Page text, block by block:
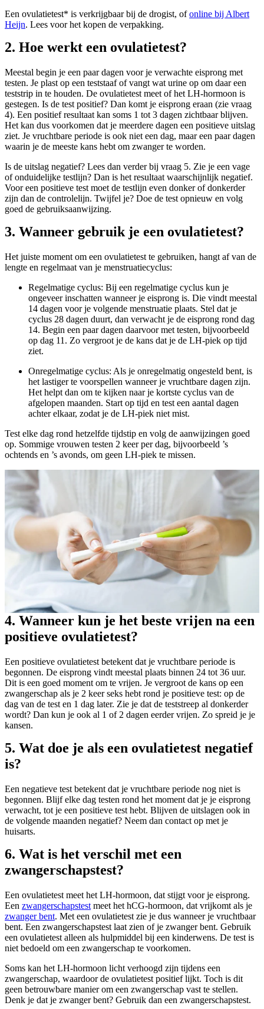
Een ovulatietest* is verkrijgbaar bij de drogist, ofonline bij Albert
Heijn. Lees voor het kopen de verpakking.
2. Hoe werkt een ovulatietest?
Meestal begin je een paar dagen voor je verwachte eisprong met
testen. Je plast op een teststaaf of vangt wat urine op om daar een
teststrip in te houden. De ovulatietest meet of het LH-hormoon is
gestegen. Is de test positief? Dan komt je eisprong eraan (zie vraag
4). Een positief resultaat kan soms 1 tot 3 dagen zichtbaar blijven.
Het kan dus voorkomen dat je meerdere dagen een positieve uitslag
ziet. Je vruchtbare periode is ook niet een dag, maar een paar dagen
waarin je de meeste kans hebt om zwanger te worden.
Is de uitslag negatief? Lees dan verder bij vraag 5. Zie je een vage
of onduidelijke testlijn? Dan is het resultaat waarschijnlijk negatief.
Voor een positieve test moet de testlijn even donker of donkerder
zijn dan de controlelijn. Twijfel je? Doe de test opnieuw en volg
goed de gebruiksaanwijzing.
3. Wanneer gebruik je een ovulatietest?
Het juiste moment om een ovulatietest te gebruiken, hangt af van de
lengte en regelmaat van je menstruatiecyclus:
Regelmatige cyclus: Bij een regelmatige cyclus kun je
ongeveer inschatten wanneer je eisprong is. Die vindt meestal
14 dagen voor je volgende menstruatie plaats. Stel dat je
cyclus 28 dagen duurt, dan verwacht je de eisprong rond dag
14. Begin een paar dagen daarvoor met testen, bijvoorbeeld
op dag 11. Zo vergroot je de kans dat je de LH-piek op tijd
ziet.
Onregelmatige cyclus: Als je onregelmatig ongesteld bent, is
het lastiger te voorspellen wanneer je vruchtbare dagen zijn.
Het helpt dan om te kijken naar je kortste cyclus van de
afgelopen maanden. Start op tijd en test een aantal dagen
achter elkaar, zodat je de LH-piek niet mist.
Test elke dag rond hetzelfde tijdstip en volg de aanwijzingen goed
op. Sommige vrouwen testen 2 keer per dag, bijvoorbeeld ’s
ochtends en ’s avonds, om geen LH-piek te missen.
4. Wanneer kun je het beste vrijen na een
positieve ovulatietest?
Een positieve ovulatietest betekent dat je vruchtbare periode is
begonnen. De eisprong vindt meestal plaats binnen 24 tot 36 uur.
Dit is een goed moment om te vrijen. Je vergroot de kans op een
zwangerschap als je 2 keer seks hebt rond je positieve test: op de
dag van de test en 1 dag later. Zie je dat de teststreep al donkerder
wordt? Dan kun je ook al 1 of 2 dagen eerder vrijen. Zo spreid je je
kansen.
5. Wat doe je als een ovulatietest negatief
is?
Een negatieve test betekent dat je vruchtbare periode nog niet is
begonnen. Blijf elke dag testen rond het moment dat je je eisprong
verwacht, tot je een positieve test hebt. Blijven de uitslagen ook in
de volgende maanden negatief? Neem dan contact op met je
huisarts.
6. Wat is het verschil met een
zwangerschapstest?
Een ovulatietest meet het LH-hormoon, dat stijgt voor je eisprong.
Een zwangerschapstest meet het hCG-hormoon, dat vrijkomt als je
zwanger bent. Met een ovulatietest zie je dus wanneer je vruchtbaar
bent. Een zwangerschapstest laat zien of je zwanger bent. Gebruik
een ovulatietest alleen als hulpmiddel bij een kinderwens. De test is
niet bedoeld om een zwangerschap te voorkomen.
Soms kan het LH-hormoon licht verhoogd zijn tijdens een
zwangerschap, waardoor de ovulatietest positief lijkt. Toch is dit
geen betrouwbare manier om een zwangerschap vast te stellen.
Denk je dat je zwanger bent? Gebruik dan een zwangerschapstest.